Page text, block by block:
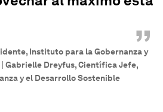
”
Instituto para la Gobernanza y
Gabrielle Dreyfus, Científica Jefe,
y el Desarrollo Sostenible